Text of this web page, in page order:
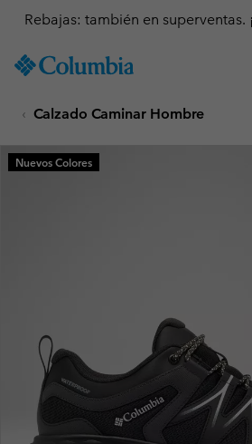
TO
SKIP
MAIN
NAV
Rebajas: también en superventas.
Calzado Caminar Hombre
Nuevos Colores